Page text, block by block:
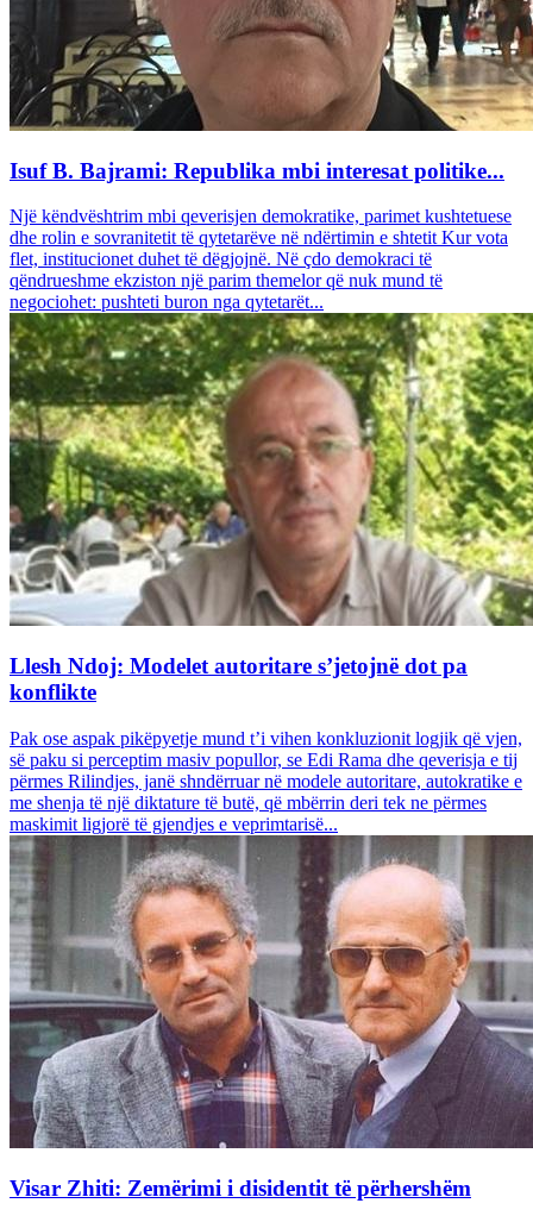
Isuf B. Bajrami: Republika mbi interesat politike...
Një këndvështrim mbi qeverisjen demokratike, parimet kushtetuese
dhe rolin e sovranitetit të qytetarëve në ndërtimin e shtetit Kur vota
flet, institucionet duhet të dëgjojnë. Në çdo demokraci të
qëndrueshme ekziston një parim themelor që nuk mund të
negociohet: pushteti buron nga qytetarët...
Llesh Ndoj: Modelet autoritare s’jetojnë dot pa
konflikte
Pak ose aspak pikëpyetje mund t’i vihen konkluzionit logjik që vjen,
së paku si perceptim masiv popullor, se Edi Rama dhe qeverisja e tij
përmes Rilindjes, janë shndërruar në modele autoritare, autokratike e
me shenja të një diktature të butë, që mbërrin deri tek ne përmes
maskimit ligjorë të gjendjes e veprimtarisë...
Visar Zhiti: Zemërimi i disidentit të përhershëm